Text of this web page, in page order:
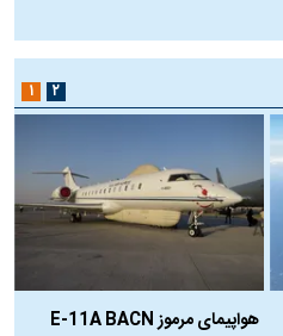
هواپیمای مرموز E-11A BACN
۱ ۲